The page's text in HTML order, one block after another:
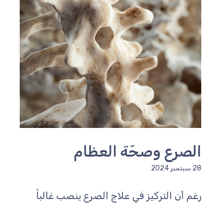
الصرع وصحّة العظام
28 سبتمبر 2024
رغم أن التركيز في علاج الصرع ينصب غالباً